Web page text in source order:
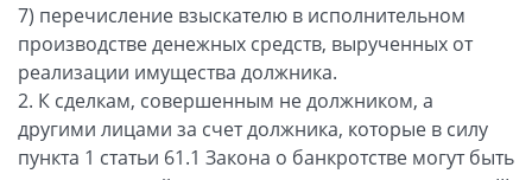
7) перечисление взыскателю в исполнительном
производстве денежных средств, вырученных от
реализации имущества должника.
2. К сделкам, совершенным не должником, а
другими лицами за счет должника, которые в силу
пункта 1 статьи 61.1 Закона о банкротстве могут быть